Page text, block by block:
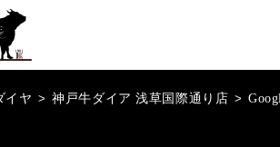
イヤ > 神戸牛ダイア 浅草国際通り店 >